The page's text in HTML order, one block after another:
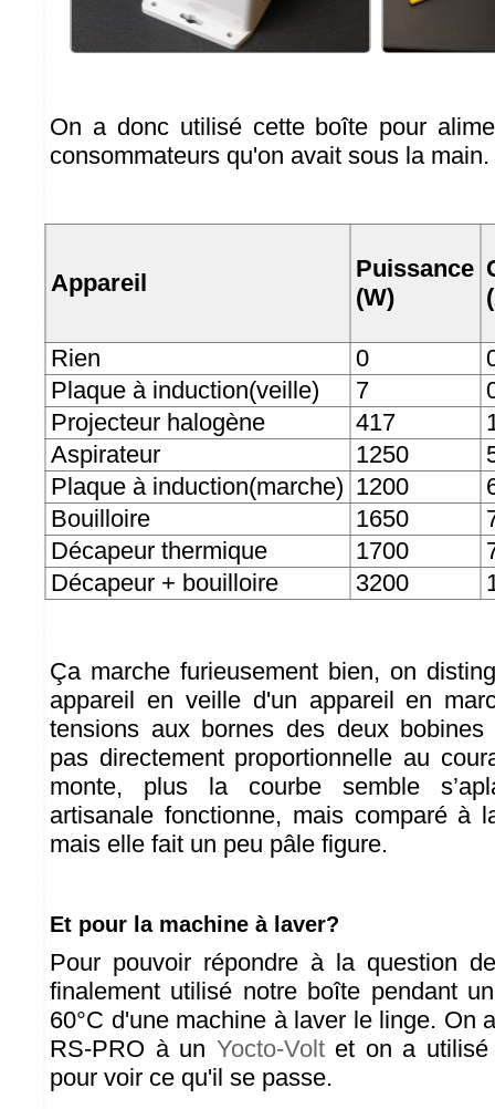
On a donc utilisé cette boîte pour
consommateurs qu'on avait sous la main.
Appareil
Puissance
(W)
Rien 0
Plaque à induction(veille)
7
Projecteur halogène
417
Aspirateur
1250
Plaque à induction(marche) 1200
Bouilloire
1650
Décapeur thermique
1700
Décapeur + bouilloire
3200
Ça marche furieusement bien, on
appareil en veille d'un appareil en
tensions aux bornes des deux
pas directement proportionnelle au
monte, plus la courbe semble
artisanale fonctionne, mais comparé à
mais elle fait un peu pâle figure.
Et pour la machine à laver?
Pour pouvoir répondre à la question
finalement utilisé notre boîte pendant
60°C d'une machine à laver le linge. On
RS-PRO à un Yocto-Voltet on a
pour voir ce qu'il se passe.